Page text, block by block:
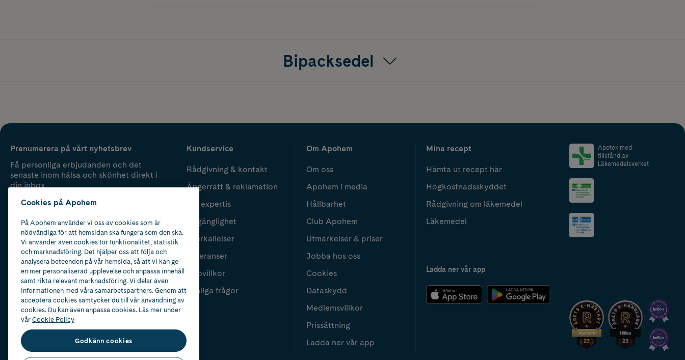
Bipacksedel
Prenumerera på vårt nyhetsbrev
Få personliga erbjudanden och det
senaste inom hälsa och skönhet direkt i
din inbox.
Kundservice
Rådgivning & kontakt
Ångerrätt & reklamation
Vår expertis
Tillgänglighet
Återkallelser
Leveranser
Köpvillkor
Vanliga frågor
Om Apohem
Om oss
Apohem i media
Hållbarhet
Club Apohem
Utmärkelser & priser
Jobba hos oss
Cookies
Dataskydd
Medlemsvillkor
Prissättning
Ladda ner vår app
Mina recept
Hämta ut recept här
Högkostnadsskyddet
Rådgivning om läkemedel
Läkemedel
Ladda ner vår app
Apotek med
tillstånd av
Läkemedelsverket
2024
Cookies på Apohem
På Apohem använder vi oss av cookies som är
nödvändiga för att hemsidan ska fungera som den ska.
Vi använder även cookies för funktionalitet, statistik
och marknadsföring. Det hjälper oss att följa och
analysera beteenden på vår hemsida, så att vi kan ge
en mer personaliserad upplevelse och anpassa innehåll
samt rikta relevant marknadsföring. Vi delar även
informationen med våra samarbetspartners. Genom att
acceptera cookies samtycker du till vår användning av
cookies. Du kan även anpassa cookies. Läs mer under
vårCookie Policy
Godkänn cookies